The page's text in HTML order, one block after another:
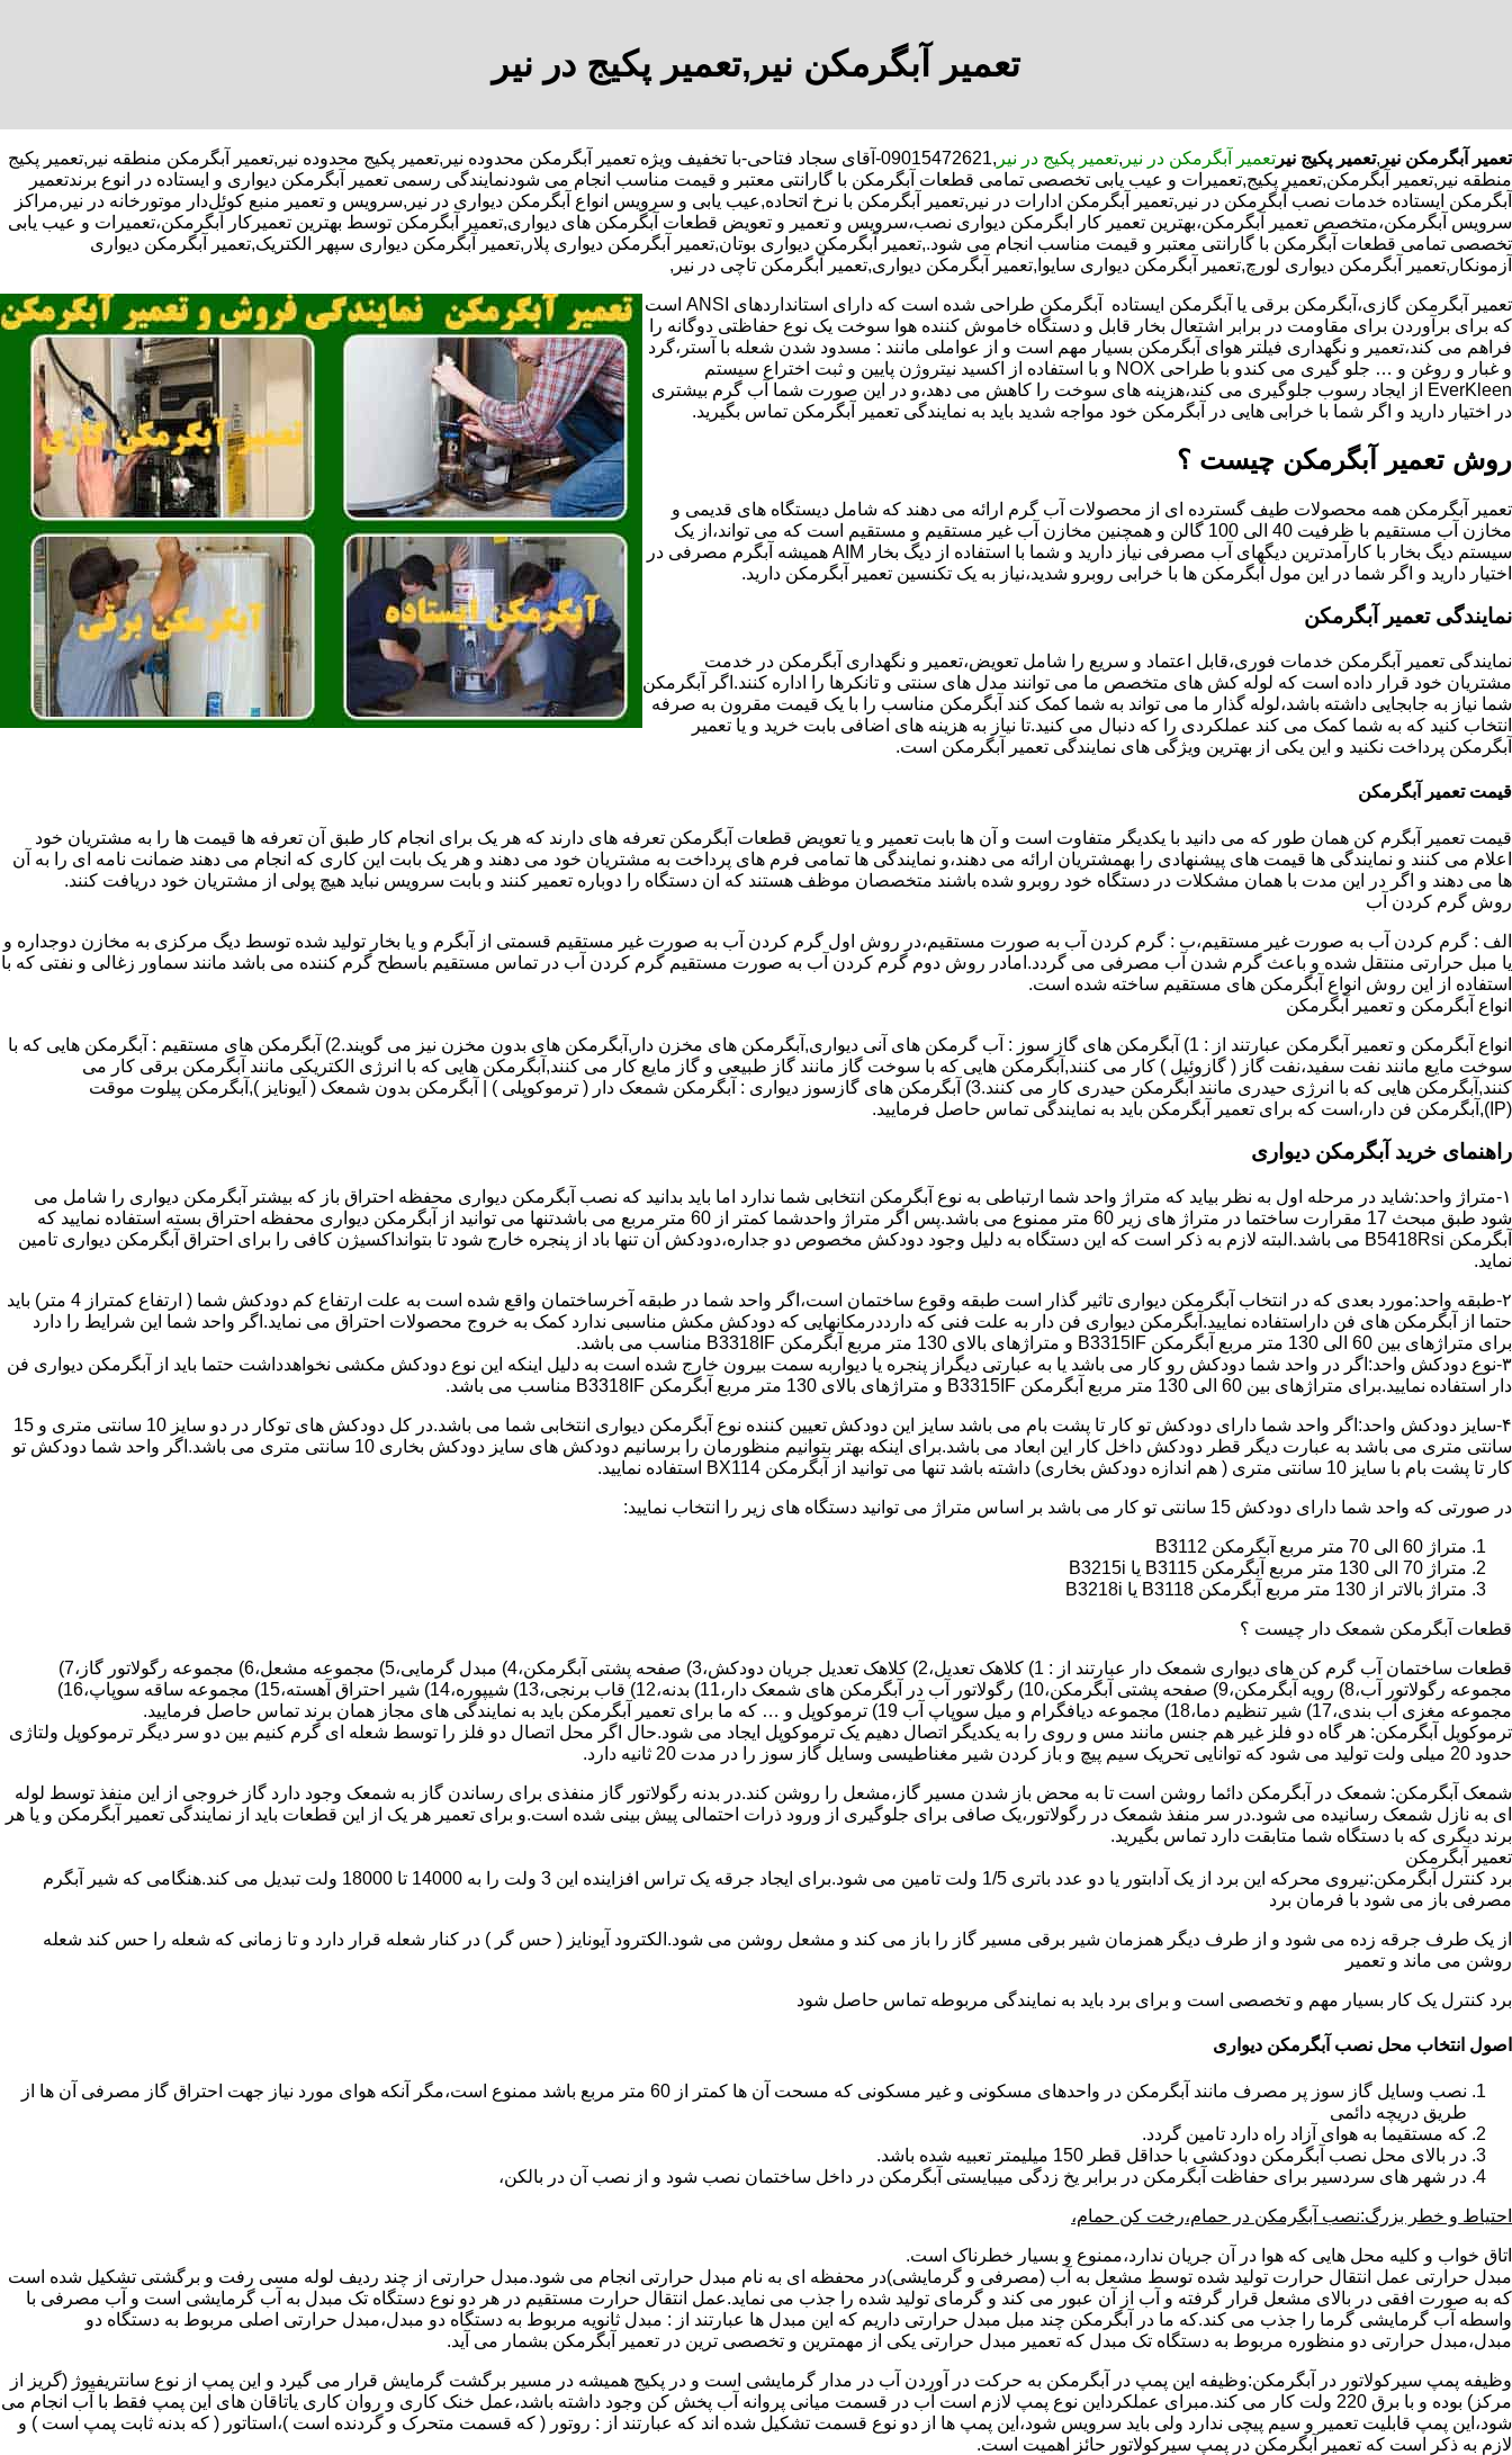
تعمیر آبگرمکن نیر,تعمیر پکیج در نیر
تعمیر آبگرمکن نیر ,تعمیر پکیج نیر تعمیر آبگرمکن در نیر ,تعمیر پکیج در نیر
,09015472621-آقای سجاد فتاحی-با تخفیف ویژه تعمیر آبگرمکن محدوده نیر,تعمیر پکیج محدوده نیر,تعمیر آبگرمکن منطقه نیر,تعمیر پکیج
منطقه نیر,تعمیر آبگرمکن,تعمیر پکیج,تعمیرات و عیب یابی تخصصی تمامی قطعات آبگرمکن با گارانتی معتبر و قیمت مناسب انجام می شودنمایندگی رسمی تعمیر آبگرمکن دیواری و ایستاده در انوع برندتعمیر
آبگرمکن ایستاده خدمات نصب آبگرمکن در نیر,تعمیر آبگرمکن ادارات در نیر,تعمیر آبگرمکن با نرخ اتحاده,عیب یابی و سرویس انواع آبگرمکن دیواری در نیر,سرویس و تعمیر منبع کوئل‌دار موتورخانه در نیر,مراکز
سرویس آبگرمکن،متخصص تعمیر آبگرمکن،بهترین تعمیر کار ابگرمکن دیواری نصب،سرویس و تعمیر و تعویض قطعات آبگرمکن های دیواری,تعمیر آبگرمکن توسط بهترین تعمیرکار آبگرمکن،تعمیرات و عیب یابی
تخصصی تمامی قطعات آبگرمکن با گارانتی معتبر و قیمت مناسب انجام می شود.,تعمیر آبگرمکن دیواری بوتان,تعمیر آبگرمکن دیواری پلار,تعمیر آبگرمکن دیواری سپهر الکتریک,تعمیر آبگرمکن دیواری
آزمونکار,تعمیر آبگرمکن دیواری لورچ,تعمیر آبگرمکن دیواری سایوا,تعمیر آبگرمکن دیواری,تعمیر آبگرمکن تاچی در نیر,
تعمیر آبگرمکن گازی،آبگرمکن برقی یا آبگرمکن ایستاده ​ آبگرمکن طراحی شده است که دارای استانداردهای ANSI است
که برای برآوردن برای مقاومت در برابر اشتعال بخار قابل و دستگاه خاموش کننده هوا سوخت یک نوع حفاظتی دوگانه را
فراهم می کند،تعمیر و نگهداری فیلتر هوای آبگرمکن بسیار مهم است و از عواملی مانند : مسدود شدن شعله با آستر،گرد
و غبار و روغن و … جلو گیری می کندو با طراحی NOX و با استفاده از اکسید نیتروژن پایین و ثبت اختراع سیستم
EverKleen از ایجاد رسوب جلوگیری می کند،هزینه های سوخت را کاهش می دهد،و در این صورت شما آب گرم بیشتری
در اختیار دارید و اگر شما با خرابی هایی در آبگرمکن خود مواجه شدید باید به نمایندگی تعمیر آبگرمکن تماس بگیرید.
روش تعمیر آبگرمکن چیست ؟
تعمیر آبگرمکن همه محصولات طیف گسترده ای از محصولات آب گرم ارائه می دهند که شامل دیستگاه های قدیمی و
مخازن آب مستقیم با ظرفیت 40 الی 100 گالن و همچنین مخازن آب غیر مستقیم و مستقیم است که می تواند،از یک
سیستم دیگ بخار با کارآمدترین دیگهای آب مصرفی نیاز دارید و شما با استفاده از دیگ بخار AIM همیشه آبگرم مصرفی در
اختیار دارید و اگر شما در این مول آبگرمکن ها با خرابی روبرو شدید،نیاز به یک تکنسین تعمیر آبگرمکن دارید.
نمایندگی تعمیر آبگرمکن
نمایندگی تعمیر آبگرمکن خدمات فوری،قابل اعتماد و سریع را شامل تعویض،تعمیر و نگهداری آبگرمکن در خدمت
مشتریان خود قرار داده است که لوله کش های متخصص ما می توانند مدل های سنتی و تانکرها را اداره کنند.اگر آبگرمکن
شما نیاز به جابجایی داشته باشد،لوله گذار ما می تواند به شما کمک کند آبگرمکن مناسب را با یک قیمت مقرون به صرفه
انتخاب کنید که به شما کمک می کند عملکردی را که دنبال می کنید.تا نیاز به هزینه های اضافی بابت خرید و یا تعمیر
آبگرمکن پرداخت نکنید و این یکی از بهترین ویژگی های نمایندگی تعمیر آبگرمکن است.
قیمت تعمیر آبگرمکن
قیمت تعمیر آبگرم کن همان طور که می دانید با یکدیگر متفاوت است و آن ها بابت تعمیر و یا تعویض قطعات آبگرمکن تعرفه های دارند که هر یک برای انجام کار طبق آن تعرفه ها قیمت ها را به مشتریان خود
اعلام می کنند و نمایندگی ها قیمت های پیشنهادی را بهمشتریان ارائه می دهند،و نمایندگی ها تمامی فرم های پرداخت به مشتریان خود می دهند و هر یک بابت این کاری که انجام می دهند ضمانت نامه ای را به آن
ها می دهند و اگر در این مدت با همان مشکلات در دستگاه خود روبرو شده باشند متخصصان موظف هستند که ان دستگاه را دوباره تعمیر کنند و بابت سرویس نباید هیچ پولی از مشتریان خود دریافت کنند.
روش گرم کردن آب
الف : گرم کردن آب به صورت غیر مستقیم،ب : گرم کردن آب به صورت مستقیم،در روش اول گرم کردن آب به صورت غیر مستقیم قسمتی از آبگرم و یا بخار تولید شده توسط دیگ مرکزی به مخازن دوجداره و
یا مبل حرارتی منتقل شده و باعث گرم شدن آب مصرفی می گردد.امادر روش دوم گرم کردن آب به صورت مستقیم گرم کردن آب در تماس مستقیم باسطح گرم کننده می باشد مانند سماور زغالی و نفتی که با
استفاده از این روش انواع آبگرمکن های مستقیم ساخته شده است.
انواع آبگرمکن و تعمیر آبگرمکن
انواع آبگرمکن و تعمیر آبگرمکن عبارتند از : 1) آبگرمکن های گاز سوز : آب گرمکن های آنی دیواری,آبگرمکن های مخزن دار,آبگرمکن های بدون مخزن نیز می گویند.2) آبگرمکن های مستقیم : آبگرمکن هایی که با
سوخت مایع مانند نفت سفید،نفت گاز ( گازوئیل ) کار می کنند,آبگرمکن هایی که با سوخت گاز مانند گاز طبیعی و گاز مایع کار می کنند,آبگرمکن هایی که با انرژی الکتریکی مانند آبگرمکن برقی کار می
کنند,آبگرمکن هایی که با انرژی حیدری مانند آبگرمکن حیدری کار می کنند.3) آبگرمکن های گازسوز دیواری : آبگرمکن شمعک دار ( ترموکوپلی ) | آبگرمکن بدون شمعک ( آیونایز ),آبگرمکن پیلوت موقت
(IP),آبگرمکن فن دار،است که برای تعمیر آبگرمکن باید به نمایندگی تماس حاصل فرمایید.
راهنمای خرید آبگرمکن دیواری
۱-متراژ واحد:شاید در مرحله اول به نظر بیاید که متراژ واحد شما ارتباطی به نوع آبگرمکن انتخابی شما ندارد اما باید بدانید که نصب آبگرمکن دیواری محفظه احتراق باز که بیشتر آبگرمکن دیواری را شامل می
شود طبق مبحث 17 مقرارت ساختما در متراژ های زیر 60 متر ممنوع می باشد.پس اگر متراژ واحدشما کمتر از 60 متر مربع می باشدتنها می توانید از آبگرمکن دیواری محفظه احتراق بسته استفاده نمایید که
آبگرمکن B5418Rsi می باشد.البته لازم به ذکر است که این دستگاه به دلیل وجود دودکش مخصوص دو جداره،دودکش آن تنها باد از پنجره خارج شود تا بتوانداکسیژن کافی را برای احتراق آبگرمکن دیواری تامین
نماید.
۲-طبقه واحد:مورد بعدی که در انتخاب آبگرمکن دیواری تاثیر گذار است طبقه وقوع ساختمان است،اگر واحد شما در طبقه آخرساختمان واقع شده است به علت ارتفاع کم دودکش شما ( ارتفاع کمتراز 4 متر) باید
حتما از آبگرمکن های فن داراستفاده نمایید.آبگرمکن دیواری فن دار به علت فنی که دارددرمکانهایی که دودکش مکش مناسبی ندارد کمک به خروج محصولات احتراق می نماید.اگر واحد شما این شرایط را دارد
برای متراژهای بین 60 الی 130 متر مربع آبگرمکن B3315IF و متراژهای بالای 130 متر مربع آبگرمکن B3318IF مناسب می باشد.
۳-نوع دودکش واحد:اگر در واحد شما دودکش رو کار می باشد یا به عبارتی دیگراز پنجره یا دیواربه سمت بیرون خارج شده است به دلیل اینکه این نوع دودکش مکشی نخواهدداشت حتما باید از آبگرمکن دیواری فن
دار استفاده نمایید.برای متراژهای بین 60 الی 130 متر مربع آبگرمکن B3315IF و متراژهای بالای 130 متر مربع آبگرمکن B3318IF مناسب می باشد.
۴-سایز دودکش واحد:اگر واحد شما دارای دودکش تو کار تا پشت بام می باشد سایز این دودکش تعیین کننده نوع آبگرمکن دیواری انتخابی شما می باشد.در کل دودکش های توکار در دو سایز 10 سانتی متری و 15
سانتی متری می باشد به عبارت دیگر قطر دودکش داخل کار این ابعاد می باشد.برای اینکه بهتر بتوانیم منظورمان را برسانیم دودکش های سایز دودکش بخاری 10 سانتی متری می باشد.اگر واحد شما دودکش تو
کار تا پشت بام با سایز 10 سانتی متری ( هم اندازه دودکش بخاری) داشته باشد تنها می توانید از آبگرمکن BX114 استفاده نمایید.
در صورتی که واحد شما دارای دودکش 15 سانتی تو کار می باشد بر اساس متراژ می توانید دستگاه های زیر را انتخاب نمایید:
متراژ 60 الی 70 متر مربع آبگرمکن B3112
متراژ 70 الی 130 متر مربع آبگرمکن B3115 یا B3215i
متراژ بالاتر از 130 متر مربع آبگرمکن B3118 یا B3218i
قطعات آبگرمکن شمعک دار چیست ؟
قطعات ساختمان آب گرم کن های دیواری شمعک دار عبارتند از : 1) کلاهک تعدیل،2) کلاهک تعدیل جریان دودکش،3) صفحه پشتی آبگرمکن،4) مبدل گرمایی،5) مجموعه مشعل،6) مجموعه رگولاتور گاز،7)
مجموعه رگولاتور آب،8) رویه آبگرمکن،9) صفحه پشتی آبگرمکن،10) رگولاتور آب در آبگرمکن های شمعک دار،11) بدنه،12) قاب برنجی،13) شیپوره،14) شیر احتراق آهسته،15) مجموعه ساقه سوپاپ،16)
مجموعه مغزی آب بندی،17) شیر تنظیم دما،18) مجموعه دیافگرام و میل سوپاپ آب 19) ترموکوپل و … که ما برای تعمیر آبگرمکن باید به نمایندگی های مجاز همان برند تماس حاصل فرمایید.
ترموکوپل آبگرمکن: هر گاه دو فلز غیر هم جنس مانند مس و روی را به یکدیگر اتصال دهیم یک ترموکوپل ایجاد می شود.حال اگر محل اتصال دو فلز را توسط شعله ای گرم کنیم بین دو سر دیگر ترموکوپل ولتاژی
حدود 20 میلی ولت تولید می شود که توانایی تحریک سیم پیچ و باز کردن شیر مغناطیسی وسایل گاز سوز را در مدت 20 ثانیه دارد.
شمعک آبگرمکن: شمعک در آبگرمکن دائما روشن است تا به محض باز شدن مسیر گاز،مشعل را روشن کند.در بدنه رگولاتور گاز منفذی برای رساندن گاز به شمعک وجود دارد گاز خروجی از این منفذ توسط لوله
ای به نازل شمعک رسانیده می شود.در سر منفذ شمعک در رگولاتور،یک صافی برای جلوگیری از ورود ذرات احتمالی پیش بینی شده است.و برای تعمیر هر یک از این قطعات باید از نمایندگی تعمیر آبگرمکن و یا هر
برند دیگری که با دستگاه شما متابقت دارد تماس بگیرید.
تعمیر آبگرمکن
برد کنترل آبگرمکن:نیروی محرکه این برد از یک آدابتور یا دو عدد باتری 1/5 ولت تامین می شود.برای ایجاد جرقه یک تراس افزاینده این 3 ولت را به 14000 تا 18000 ولت تبدیل می کند.هنگامی که شیر آبگرم
مصرفی باز می شود با فرمان برد
از یک طرف جرقه زده می شود و از طرف دیگر همزمان شیر برقی مسیر گاز را باز می کند و مشعل روشن می شود.الکترود آیونایز ( حس گر ) در کنار شعله قرار دارد و تا زمانی که شعله را حس کند شعله
روشن می ماند و تعمیر
برد کنترل یک کار بسیار مهم و تخصصی است و برای برد باید به نمایندگی مربوطه تماس حاصل شود
اصول انتخاب محل نصب آبگرمکن دیواری
نصب وسایل گاز سوز پر مصرف مانند آبگرمکن در واحدهای مسکونی و غیر مسکونی که مسحت آن ها کمتر از 60 متر مربع باشد ممنوع است،مگر آنکه هوای مورد نیاز جهت احتراق گاز مصرفی آن ها از
طریق دریچه دائمی
که مستقیما به هوای آزاد راه دارد تامین گردد.
در بالای محل نصب آبگرمکن دودکشی با حداقل قطر 150 میلیمتر تعبیه شده باشد.
در شهر های سردسیر برای حفاظت آبگرمکن در برابر یخ زدگی میبایستی آبگرمکن در داخل ساختمان نصب شود و از نصب آن در بالکن،
احتیاط و خطر بزرگ:نصب آبگرمکن در حمام،رخت کن حمام،
اتاق خواب و کلیه محل هایی که هوا در آن جریان ندارد،ممنوع و بسیار خطرناک است.
مبدل حرارتی عمل انتقال حرارت تولید شده توسط مشعل به آب (مصرفی و گرمایشی)در محفظه ای به نام مبدل حرارتی انجام می شود.مبدل حرارتی از چند ردیف لوله مسی رفت و برگشتی تشکیل شده است
که به صورت افقی در بالای مشعل قرار گرفته و آب از آن عبور می کند و گرمای تولید شده را جذب می نماید.عمل انتقال حرارت مستقیم در هر دو نوع دستگاه تک مبدل به آب گرمایشی است و آب مصرفی با
واسطه آب گرمایشی گرما را جذب می کند.که ما در آبگرمکن چند مبل مبدل حرارتی داریم که این مبدل ها عبارتند از : مبدل ثانویه مربوط به دستگاه دو مبدل،مبدل حرارتی اصلی مربوط به دستگاه دو
مبدل،مبدل حرارتی دو منظوره مربوط به دستگاه تک مبدل که تعمیر مبدل حرارتی یکی از مهمترین و تخصصی ترین در تعمیر آبگرمکن بشمار می آید.
وظیفه پمپ سیرکولاتور در آبگرمکن:وظیفه این پمپ در آبگرمکن به حرکت در آوردن آب در مدار گرمایشی است و در پکیج همیشه در مسیر برگشت گرمایش قرار می گیرد و این پمپ از نوع سانتریفیوژ (گریز از
مرکز) بوده و با برق 220 ولت کار می کند.مبرای عملکرداین نوع پمپ لازم است آب در قسمت میانی پروانه آب پخش کن وجود داشته باشد،عمل خنک کاری و روان کاری یاتاقان های این پمپ فقط با آب انجام می
شود،این پمپ قابلیت تعمیر و سیم پیچی ندارد ولی باید سرویس شود،این پمپ ها از دو نوع قسمت تشکیل شده اند که عبارتند از : روتور ( که قسمت متحرک و گردنده است )،استاتور ( که بدنه ثابت پمپ است ) و
لازم به ذکر است که تعمیر آبگرمکن در پمپ سیرکولاتور حائز اهمیت است.